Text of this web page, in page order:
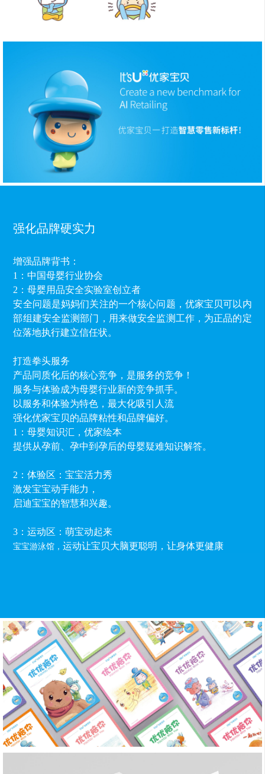
强化品牌硬实力
增强品牌背书：
1：中国母婴行业协会
2：母婴用品安全实验室创立者
安全问题是妈妈们关注的一个核心问题，优家宝贝可以内
部组建安全监测部门，用来做安全监测工作，为正品的定
位落地执行建立信任状。
打造拳头服务
产品同质化后的核心竞争，是服务的竞争！
服务与体验成为母婴行业新的竞争抓手。
以服务和体验为特色，最大化吸引人流
强化优家宝贝的品牌粘性和品牌偏好。
1：母婴知识汇，优家绘本
提供从孕前、孕中到孕后的母婴疑难知识解答。
2：体验区：宝宝活力秀
激发宝宝动手能力，
启迪宝宝的智慧和兴趣。
3：运动区：萌宝动起来
宝宝游泳馆，运动让宝贝大脑更聪明，让身体更健康